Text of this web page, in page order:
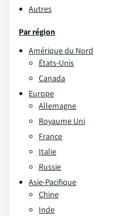
Autres
Par région
Amérique du Nord
États-Unis
Canada
Europe
Allemagne
Royaume Uni
France
Italie
Russie
Asie-Pacifique
Chine
Inde